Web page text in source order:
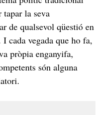
tapar la seva
de qualsevol qüestió en
cada vegada que ho fa,
pròpia enganyifa,
són alguna